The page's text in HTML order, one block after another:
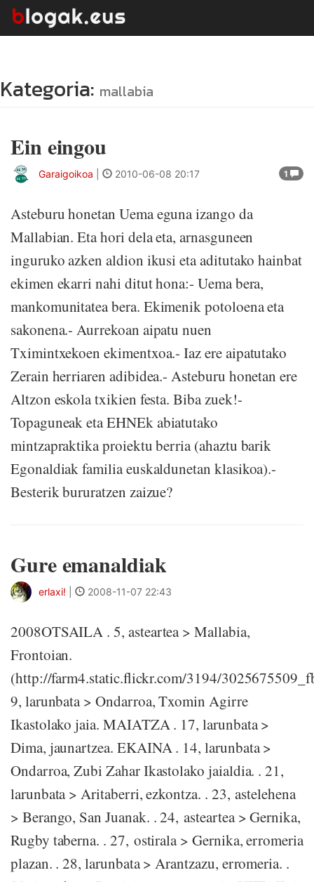
Kategoria: mallabia
Ein eingou
1
Garaigoikoa 2010-06-08 20:17
Asteburu honetan Uema eguna izango da
Mallabian. Eta hori dela eta, arnasguneen
inguruko azken aldion ikusi eta aditutako hainbat
ekimen ekarri nahi ditut hona:- Uema bera,
mankomunitatea bera. Ekimenik potoloena eta
sakonena.- Aurrekoan aipatu nuen
Tximintxekoen ekimentxoa.- Iaz ere aipatutako
Zerain herriaren adibidea.- Asteburu honetan ere
Altzon eskola txikien festa. Biba zuek!-
Topaguneak eta EHNEk abiatutako
mintzapraktika proiektu berria (ahaztu barik
Egonaldiak familia euskaldunetan klasikoa).-
Besterik bururatzen zaizue?
Gure emanaldiak
erlaxi! 2008-11-07 22:43
2008OTSAILA . 5, asteartea > Mallabia,
Frontoian.
(http://farm4.static.flickr.com/3194/
9, larunbata > Ondarroa, Txomin Agirre
Ikastolako jaia. MAIATZA . 17, larunbata >
Dima, jaunartzea. EKAINA . 14, larunbata >
Ondarroa, Zubi Zahar Ikastolako jaialdia. . 21,
larunbata > Aritaberri, ezkontza. . 23, astelehena
> Berango, San Juanak. . 24, asteartea > Gernika,
Rugby taberna. . 27, ostirala > Gernika, erromeria
plazan. . 28, larunbata > Arantzazu, erromeria. .